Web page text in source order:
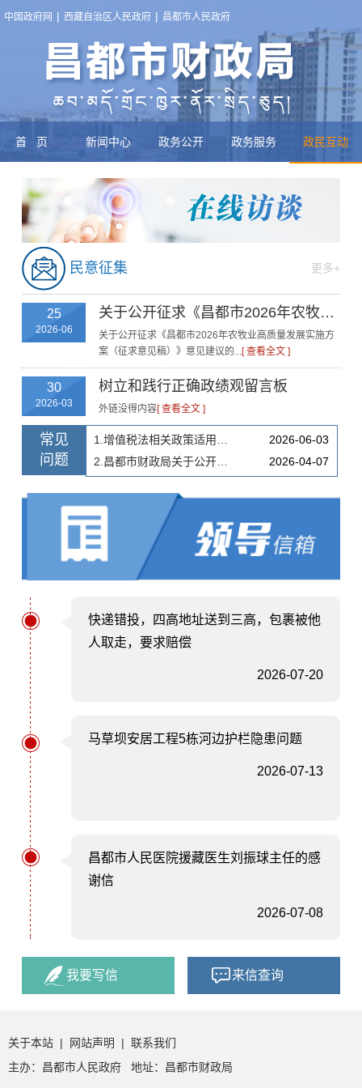
中国政府网 | 西藏自治区人民政府 | 昌都市人民政府
首页 新闻中心 政务公开 政务服务 政民互动
民意征集 更多+
25
2026-06
关于公开征求《昌都市2026年农牧业高质量发展实施方案（征求意见稿）》意见建议的公告
关于公开征求《昌都市2026年农牧业高质量发展实施方
案（征求意见稿）》意见建议的...[ 查看全文 ]
30
2026-03
树立和践行正确政绩观留言板
外链没得内容[ 查看全文 ]
常见
问题
1.增值税法相关政策适用问题即问即答
2026-06-03
2.昌都市财政局关于公开征求树立和践行正确政绩观学习教育意见建议的公告
2026-04-07
快递错投，四高地址送到三高，包裹被他
人取走，要求赔偿
2026-07-20
马草坝安居工程5栋河边护栏隐患问题
2026-07-13
昌都市人民医院援藏医生刘振球主任的感
谢信
2026-07-08
我要写信 来信查询
关于本站 | 网站声明 | 联系我们
主办：昌都市人民政府 地址：昌都市财政局